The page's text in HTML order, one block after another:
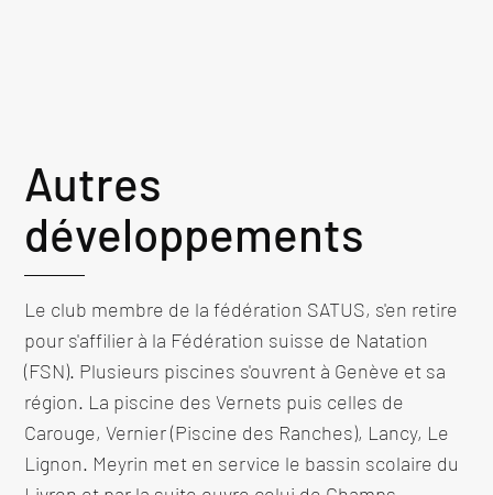
Autres
développements
Le club membre de la fédération SATUS, s'en retire
pour s'affilier à la Fédération suisse de Natation
(FSN). Plusieurs piscines s'ouvrent à Genève et sa
région. La piscine des Vernets puis celles de
Carouge, Vernier (Piscine des Ranches), Lancy, Le
Lignon. Meyrin met en service le bassin scolaire du